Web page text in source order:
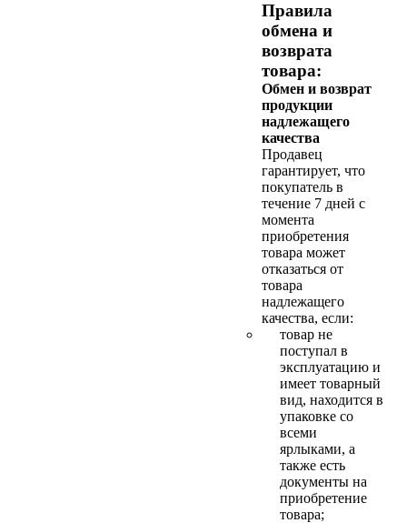
Правила
обмена и
возврата
товара:
Обмен и возврат
продукции
надлежащего
качества
Продавец
гарантирует, что
покупатель в
течение 7 дней с
момента
приобретения
товара может
отказаться от
товара
надлежащего
качества, если:
товар не
поступал в
эксплуатацию и
имеет товарный
вид, находится в
упаковке со
всеми
ярлыками, а
также есть
документы на
приобретение
товара;